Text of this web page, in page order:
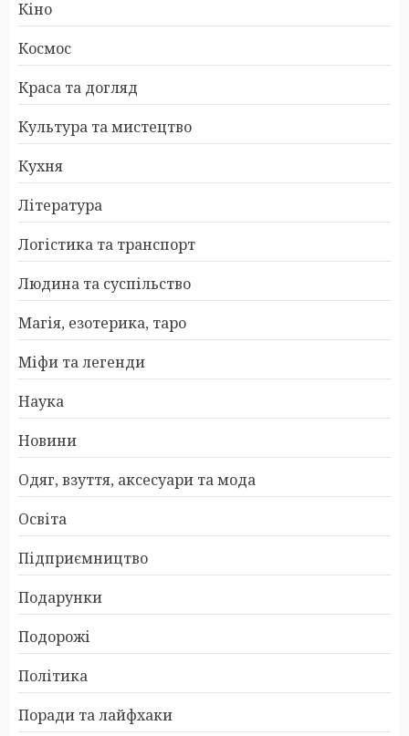
Кіно
Космос
Краса та догляд
Культура та мистецтво
Кухня
Література
Логістика та транспорт
Людина та суспільство
Магія, езотерика, таро
Міфи та легенди
Наука
Новини
Одяг, взуття, аксесуари та мода
Освіта
Підприємництво
Подарунки
Подорожі
Політика
Поради та лайфхаки